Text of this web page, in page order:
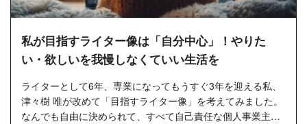
私が目指すライター像は「自分中心」！やりた
い・欲しいを我慢しなくていい生活を
ライターとして6年、専業になってもうすぐ3年を迎える私、
津々樹 唯が改めて「目指すライター像」を考えてみました。
なんでも自由に決められて、すべて自己責任な個人事業主・